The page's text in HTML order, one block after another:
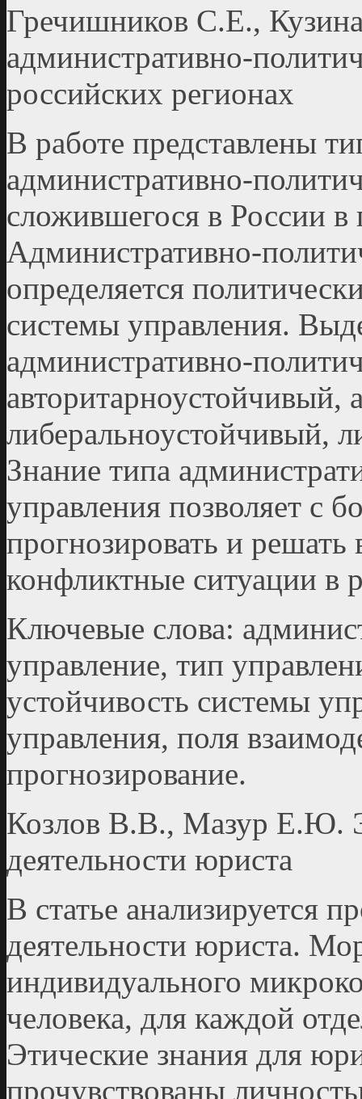
Гречишников С.Е.,
административно-
российских регионах
В работе представлены
административно­-
сложившегося в России в
Административно­-
определяется
системы управления.
административно-­
авторитарно­устойчивый,
либерально­устойчивый,
Знание типа
управления позволяет с
прогнозировать и
конфликтные ситуации в
Ключевые слова:
управление, тип
устойчивость системы
управления, поля
прогнозирование.
Козлов В.В., Мазур Е.Ю.
деятельности юриста
В статье анализируется
деятельности юриста.
индивидуального
человека, для каждой
Этические знания для
прочувствованы